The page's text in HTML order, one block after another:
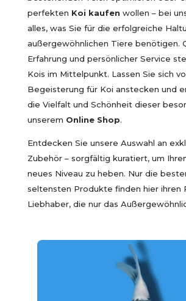
perfekten Koi kaufen wollen – bei
alles, was Sie für die erfolgreiche
außergewöhnlichen Tiere benötigen.
Erfahrung und persönlicher Service
Kois im Mittelpunkt. Lassen Sie sich
Begeisterung für Koi anstecken und
die Vielfalt und Schönheit dieser
unserem Online Shop.
Entdecken Sie unsere Auswahl an
Zubehör – sorgfältig kuratiert, um
neues Niveau zu heben. Nur die
seltensten Produkte finden hier ihren
Liebhaber, die nur das